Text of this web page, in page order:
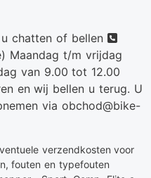
chatten of bellen
Maandag t/m vrijdag
van 9.00 tot 12.00
en wij bellen u terug. U
via obchod@bike-
verzendkosten voor
fouten en typefouten